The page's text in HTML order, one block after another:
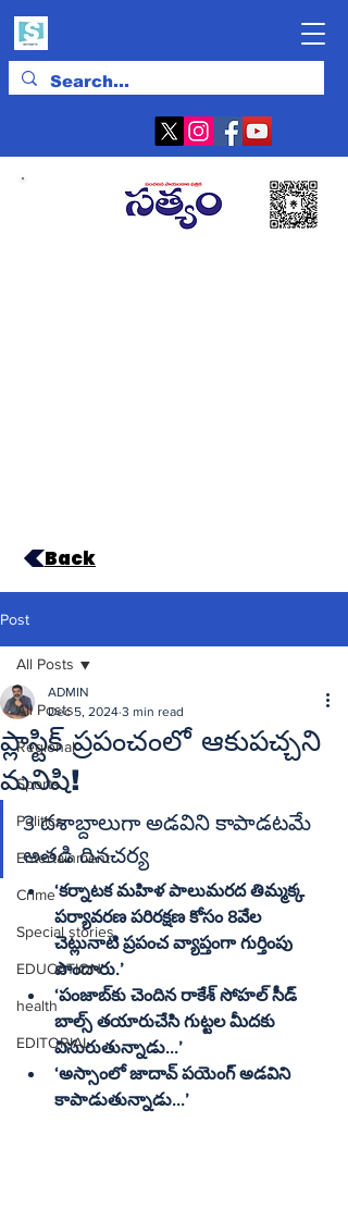
Back
Post
All Posts
Regional
Sports
Politics
Entertainment
Crime
Special stories
EDUCATION
health
EDITORIAL
All Posts
ప్లాస్టిక్‌ ప్రపంచంలో ఆకుపచ్చని
మనిషి!
ADMIN
Dec 5, 2024 3 min read
3 దశాబ్దాలుగా అడవిని కాపాడటమే
అతడి దినచర్య
‘కర్నాటక మహిళ పాలుమరద తిమ్మక్క
పర్యావరణ పరిరక్షణ కోసం 8వేల
చెట్లునాటి ప్రపంచ వ్యాప్తంగా గుర్తింపు
పొందారు.’
‘పంజాబ్‌కు చెందిన రాకేశ్‌ సోహల్‌ సీడ్‌
బాల్స్‌ తయారుచేసి గుట్టల మీదకు
విసురుతున్నాడు...’
‘అస్సాంలో జాదావ్‌ పయెంగ్‌ అడవిని
కాపాడుతున్నాడు...’